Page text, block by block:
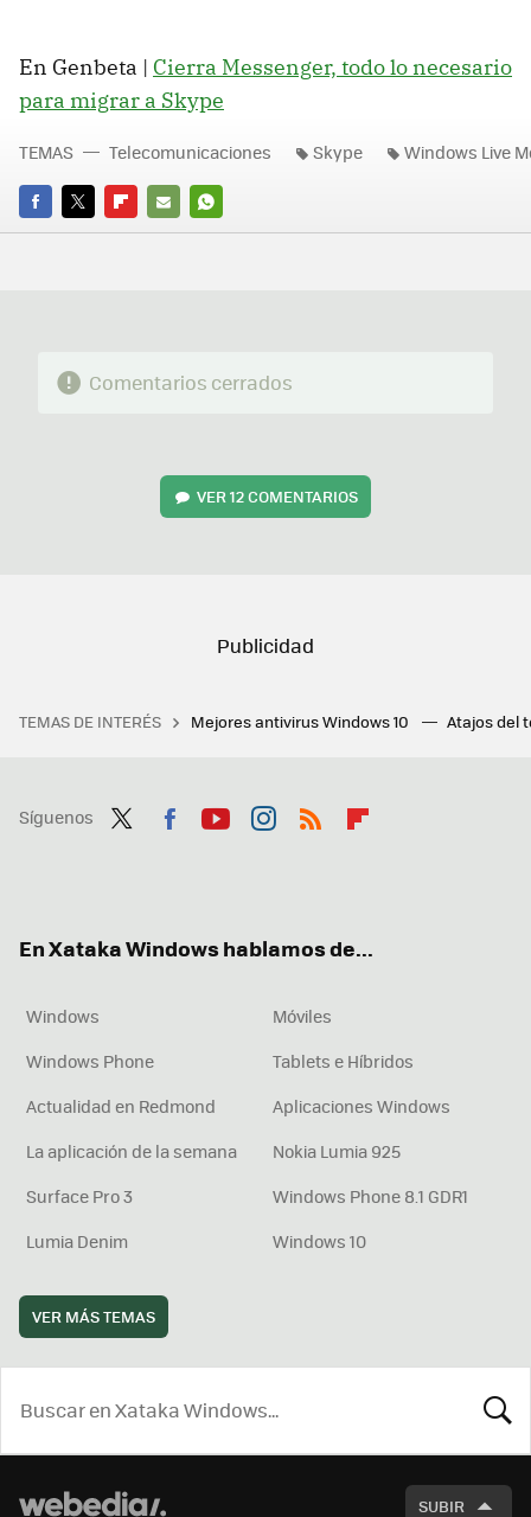
En Genbeta | Cierra Messenger, todo lo necesario
para migrar a Skype
FACEBOOK
TWITTERFLIPBOARD
E-
WHATSAPP
TEMAS Telecomunicaciones Skype Windows Live
Comentarios cerrados
VER12 COMENTARIOS
TEMAS DE INTERÉS Mejores antivirus Windows 10 Atajos del
Síguenos
En Xataka Windows hablamos de...
Windows
Móviles
Windows Phone
Tablets e Híbridos
Actualidad en Redmond
Aplicaciones Windows
La aplicación de la semana
Nokia Lumia 925
Surface Pro 3
Windows Phone 8.1 GDR1
Lumia Denim
Windows 10
VER MÁS TEMAS
SUBIR